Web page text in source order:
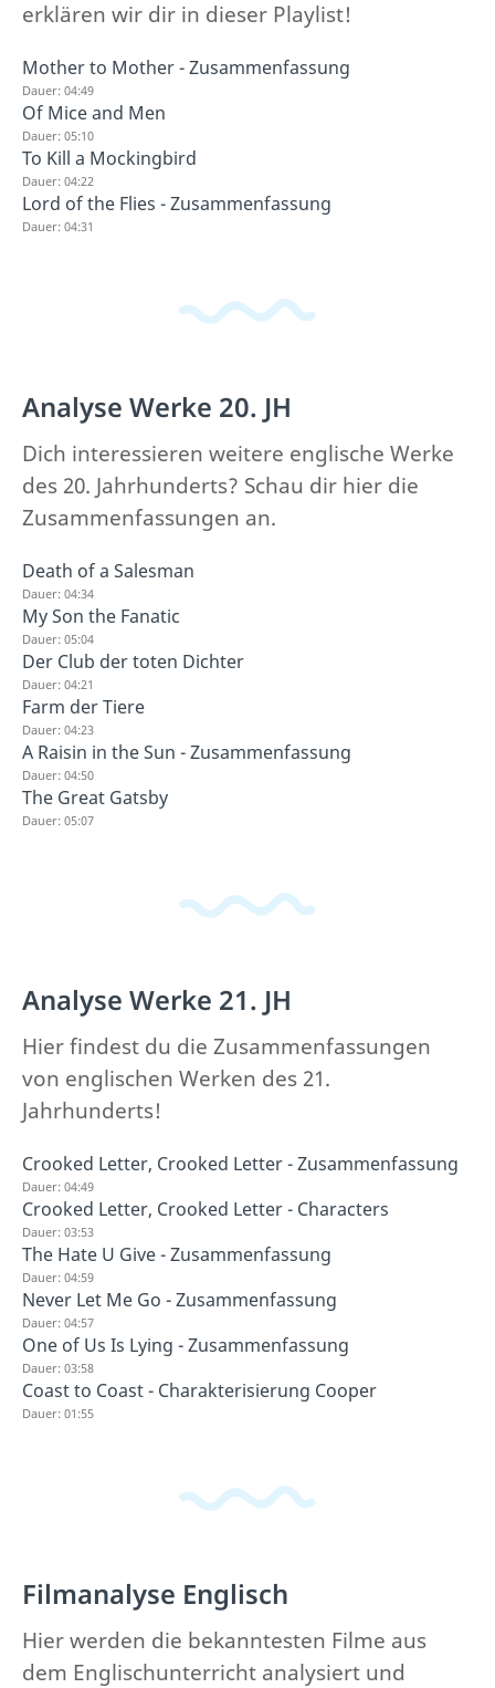
erklären wir dir in dieser Playlist!
Mother to Mother - Zusammenfassung
Dauer: 04:49
Of Mice and Men
Dauer: 05:10
To Kill a Mockingbird
Dauer: 04:22
Lord of the Flies - Zusammenfassung
Dauer: 04:31
Analyse Werke 20. JH
Dich interessieren weitere englische Werke
des 20. Jahrhunderts? Schau dir hier die
Zusammenfassungen an.
Death of a Salesman
Dauer: 04:34
My Son the Fanatic
Dauer: 05:04
Der Club der toten Dichter
Dauer: 04:21
Farm der Tiere
Dauer: 04:23
A Raisin in the Sun - Zusammenfassung
Dauer: 04:50
The Great Gatsby
Dauer: 05:07
Analyse Werke 21. JH
Hier findest du die Zusammenfassungen
von englischen Werken des 21.
Jahrhunderts!
Crooked Letter, Crooked Letter - Zusammenfassung
Dauer: 04:49
Crooked Letter, Crooked Letter - Characters
Dauer: 03:53
The Hate U Give - Zusammenfassung
Dauer: 04:59
Never Let Me Go - Zusammenfassung
Dauer: 04:57
One of Us Is Lying - Zusammenfassung
Dauer: 03:58
Coast to Coast - Charakterisierung Cooper
Dauer: 01:55
Filmanalyse Englisch
Hier werden die bekanntesten Filme aus
dem Englischunterricht analysiert und